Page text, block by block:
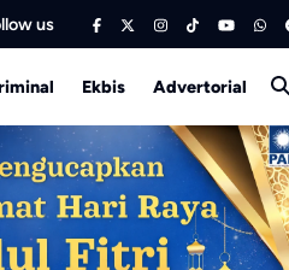
us
Ekbis Advertorial